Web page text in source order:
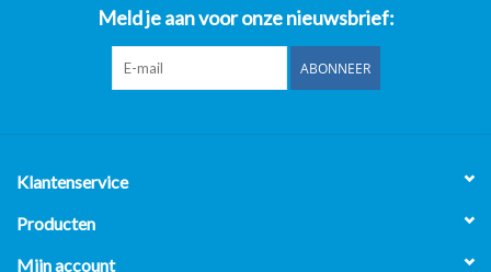
duurzaamheid, maar ook eenvoudige reiniging en onderhoud.
Belangrijkste kenmerken:
Werkbladen en frontpanelen van hoogwaardig AISI 304
Verstelbare poten bij de kastversie voor flexibele plaatsing.
Eenvoudig in gebruik en onderhoud, ideaal voor drukke
Meld je aan voor onze nieuwsbrief:
ABONNEER
Klantenservice
Producten
Mijn account